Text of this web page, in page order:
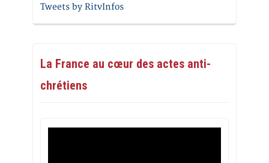
Tweets by RitvInfos
La France au cœur des actes anti-
chrétiens